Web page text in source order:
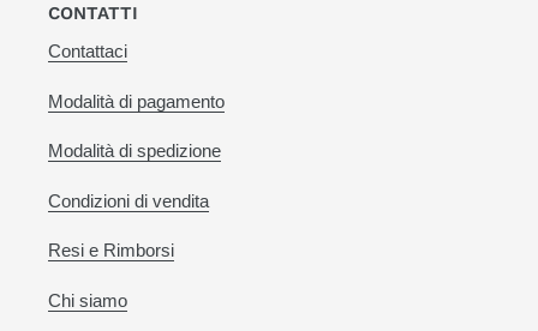
CONTATTI
Contattaci
Modalità di pagamento
Modalità di spedizione
Condizioni di vendita
Resi e Rimborsi
Chi siamo